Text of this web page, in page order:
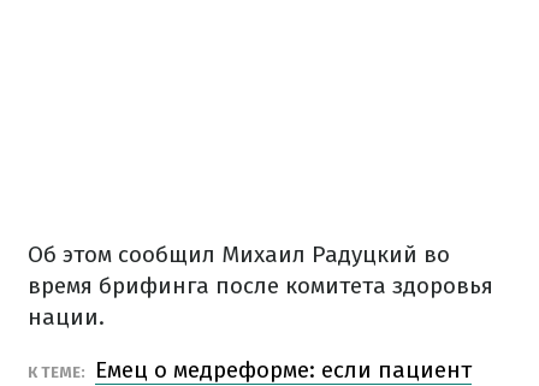
Об этом сообщил Михаил Радуцкий во
время брифинга после комитета здоровья
нации.
К ТЕМЕ:
Емец о медреформе: если пациент